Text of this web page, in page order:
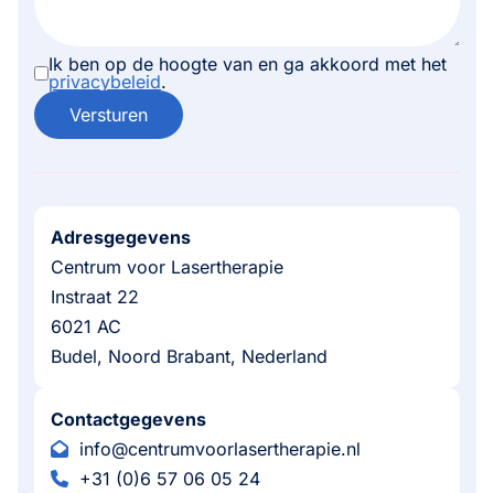
Ik ben op de hoogte van en ga akkoord met het
privacybeleid.
Versturen
Adresgegevens
Centrum voor Lasertherapie
Instraat 22
6021 AC
Budel, Noord Brabant, Nederland
Contactgegevens
info@centrumvoorlasertherapie.nl
+31 (0)6 57 06 05 24